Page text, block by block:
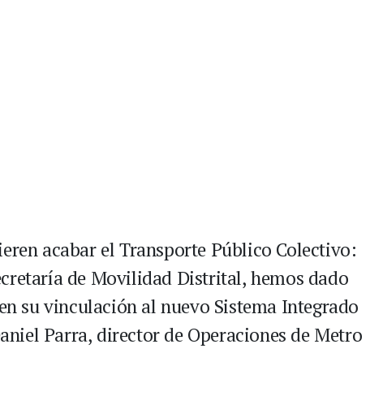
acabar el Transporte Público Colectivo:
de Movilidad Distrital, hemos dado
su vinculación al nuevo Sistema Integrado
Parra, director de Operaciones de Metro